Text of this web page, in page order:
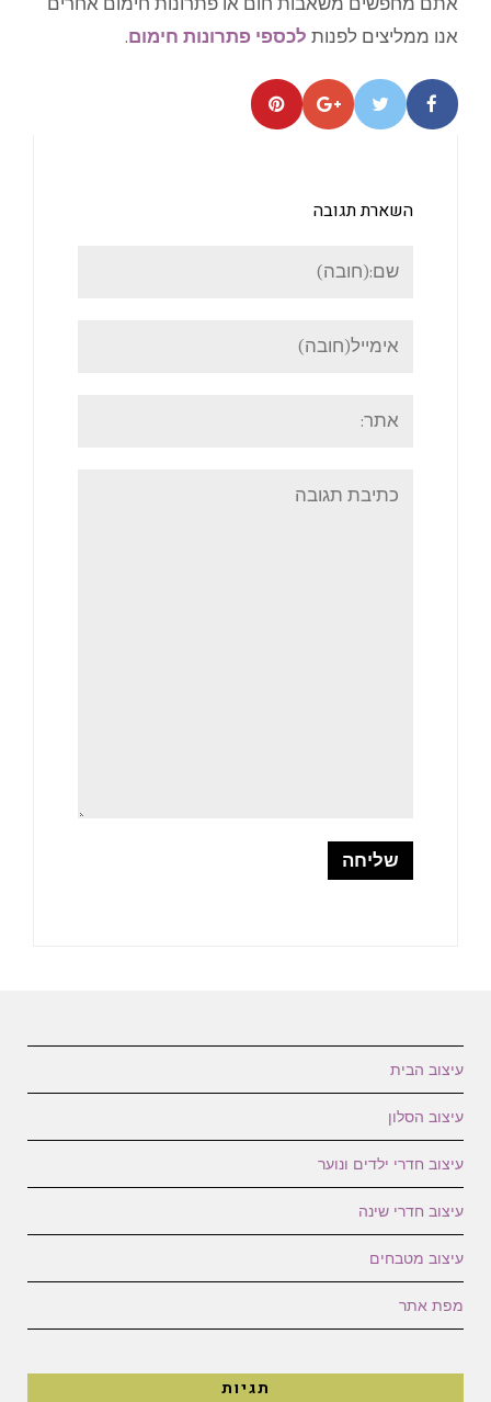
אנו ממליצים לפנות לכספי פתרונות חימום.
השארת תגובה
עיצוב הבית
עיצוב הסלון
עיצוב חדרי ילדים ונוער
עיצוב חדרי שינה
עיצוב מטבחים
מפת אתר
תגיות